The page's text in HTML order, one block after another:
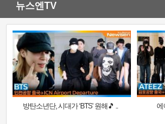
뉴스엔TV
방탄소년단, 시대가 ‘BTS’ 원해🎵 .. 에